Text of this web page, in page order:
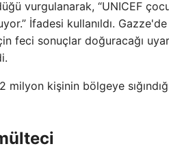
vurgulanarak, “UNICEF
İfadesi kullanıldı.
feci sonuçlar doğuracağı
kişinin bölgeye